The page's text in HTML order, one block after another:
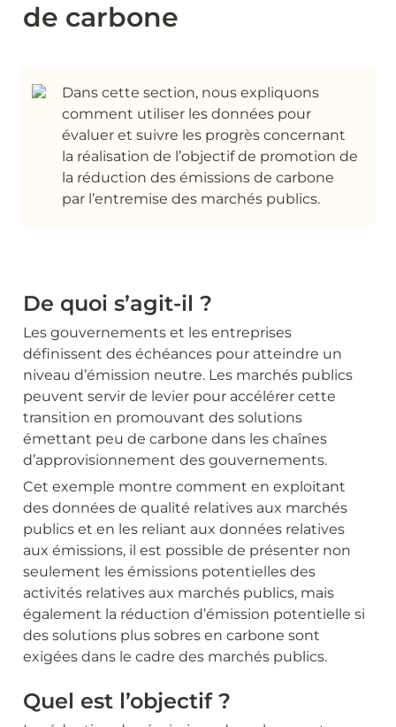
de carbone
Dans cette section, nous expliquons
comment utiliser les données pour
évaluer et suivre les progrès concernant
la réalisation de l’objectif de promotion de
la réduction des émissions de carbone
par l’entremise des marchés publics.
De quoi s’agit-il ?
Les gouvernements et les entreprises
définissent des échéances pour atteindre un
niveau d’émission neutre. Les marchés publics
peuvent servir de levier pour accélérer cette
transition en promouvant des solutions
émettant peu de carbone dans les chaînes
d’approvisionnement des gouvernements.
Cet exemple montre comment en exploitant
des données de qualité relatives aux marchés
publics et en les reliant aux données relatives
aux émissions, il est possible de présenter non
seulement les émissions potentielles des
activités relatives aux marchés publics, mais
également la réduction d’émission potentielle si
des solutions plus sobres en carbone sont
exigées dans le cadre des marchés publics.
Quel est l’objectif ?